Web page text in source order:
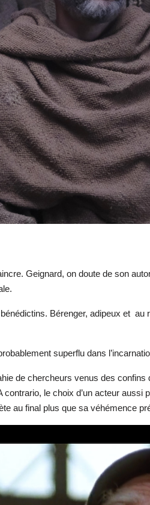
Geignard, on doute de son
Bérenger, adipeux et
superflu dans
de chercheurs venus des
le choix d’un acteur
au final plus que sa véhémence